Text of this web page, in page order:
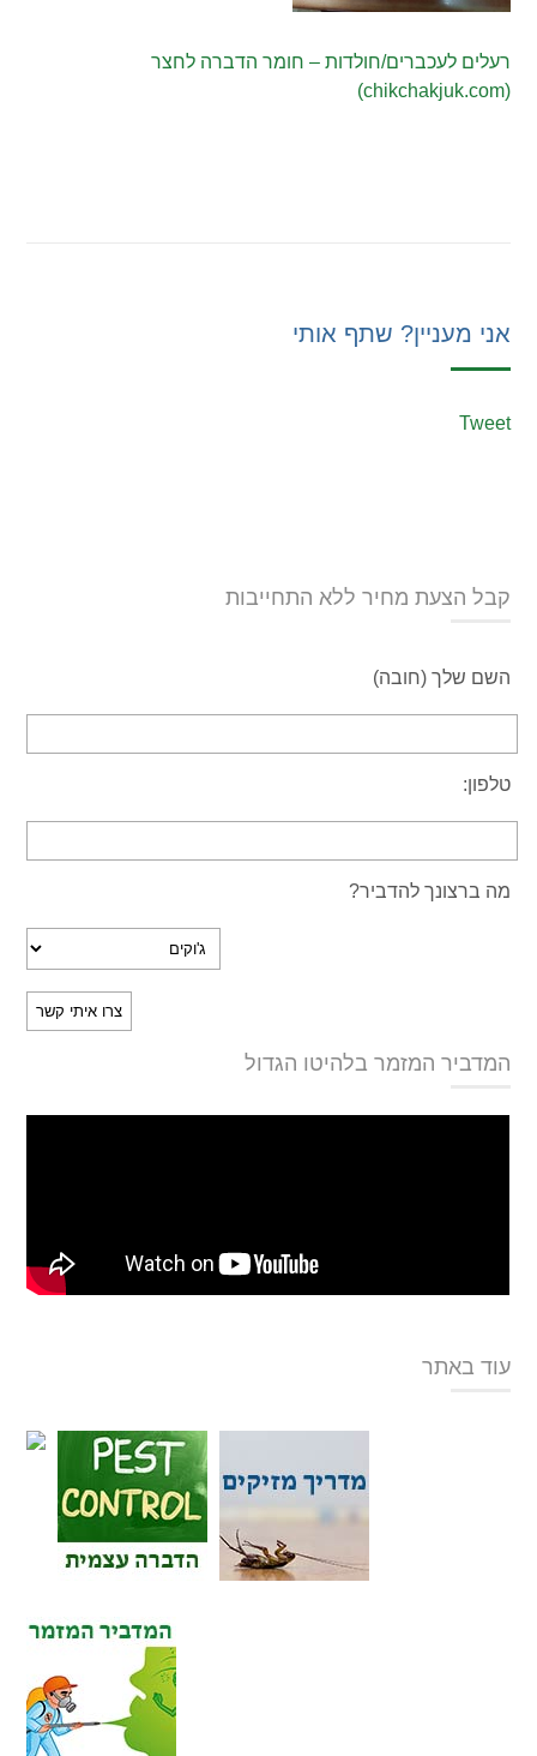
רעלים לעכברים/חולדות – חומר הדברה לחצר
(chikchakjuk.com)
אני מעניין? שתף אותי
Tweet
קבל הצעת מחיר ללא התחייבות
השם שלך (חובה)
טלפון:
מה ברצונך להדביר?
המדביר המזמר בלהיטו הגדול
עוד באתר